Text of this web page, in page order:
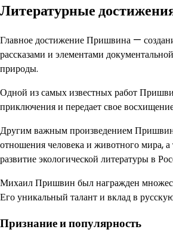
Литературные
Главное достижение Пришвина —
рассказами и элементами
природы.
Одной из самых известных работ
приключения и передает свое
Другим важным произведением
отношения человека и животного мира,
развитие экологической литературы в
Михаил Пришвин был награжден
Его уникальный талант и вклад в
Признание и популярность